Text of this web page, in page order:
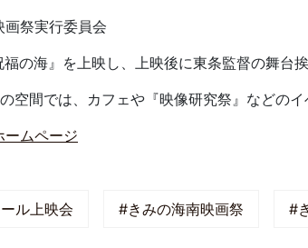
画祭実行委員会
の海』を上映し、上映後に東条監督の舞台挨
空間では、カフェや『映像研究祭』などのイ
ームページ
ル上映会 #きみの海南映画祭 #